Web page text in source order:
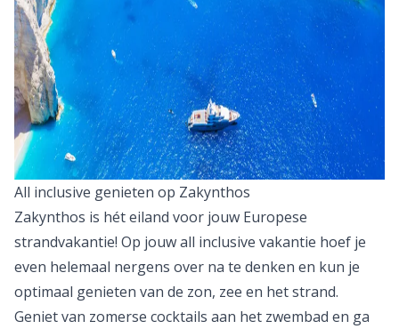
All inclusive genieten op Zakynthos
Zakynthos is hét eiland voor jouw Europese
strandvakantie! Op jouwall inclusive vakantie hoef je
even helemaal nergens over na te denken en kun je
optimaal genieten van de zon, zee en het strand.
Geniet van zomerse cocktails aan het zwembad en ga